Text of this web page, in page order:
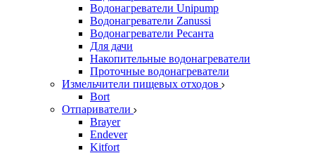
Водонагреватели Unipump
Водонагреватели Zanussi
Водонагреватели Ресанта
Для дачи
Накопительные водонагреватели
Проточные водонагреватели
Измельчители пищевых отходов
Bort
Отпариватели
Brayer
Endever
Kitfort